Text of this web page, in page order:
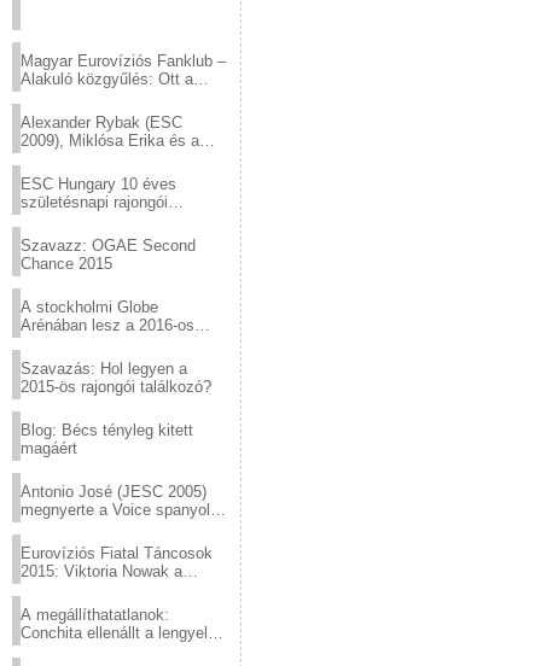
Magyar Eurovíziós Fanklub –
Alakuló közgyűlés: Ott a
Alexander Rybak (ESC
2009), Miklósa Erika és a
sztárjai a Margitszigeten
ESC Hungary 10 éves
születésnapi rajongói
Szavazz: OGAE Second
Chance 2015
A stockholmi Globe
Arénában lesz a 2016-os
Szavazás: Hol legyen a
2015-ös rajongói találkozó?
Blog: Bécs tényleg kitett
magáért
Antonio José (JESC 2005)
megnyerte a Voice spanyol
Eurovíziós Fiatal Táncosok
2015: Viktoria Nowak a
A megállíthatatlanok:
Conchita ellenállt a lengyel